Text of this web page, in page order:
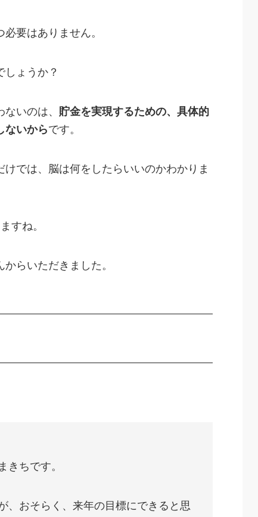
要はありません。
ょうか？
いのは、 貯金を実現するための、具体的
ないからです。
では、脳は何をしたらいいのかわかりま
すね。
らいただきました。
きちです。
、おそらく、来年の目標にできると思